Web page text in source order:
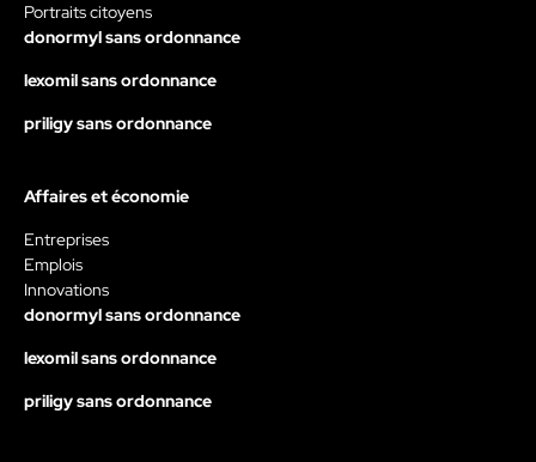
Portraits citoyens
donormyl sans ordonnance
lexomil sans ordonnance
priligy sans ordonnance
Affaires et économie
Entreprises
Emplois
Innovations
donormyl sans ordonnance
lexomil sans ordonnance
priligy sans ordonnance